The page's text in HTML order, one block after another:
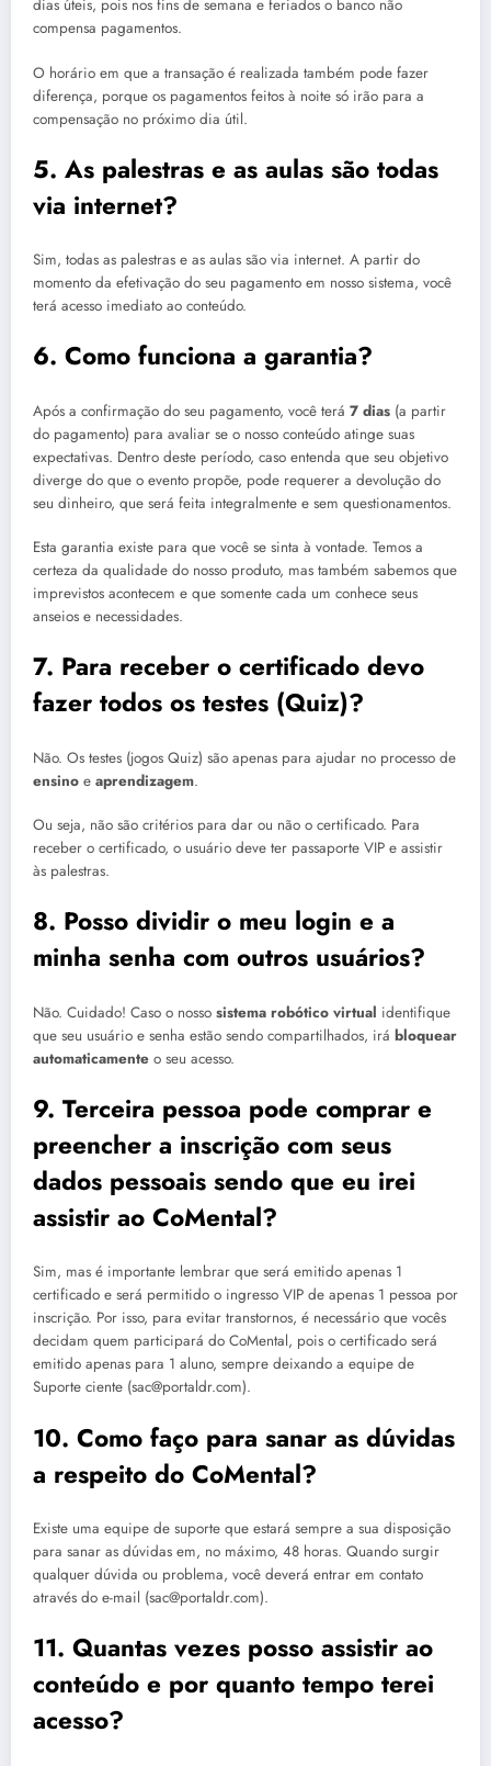
dias úteis, pois nos fins de semana e feriados o banco não
compensa pagamentos.
O horário em que a transação é realizada também pode fazer
diferença, porque os pagamentos feitos à noite só irão para a
compensação no próximo dia útil.
5. As palestras e as aulas são todas
via internet?
Sim, todas as palestras e as aulas são via internet. A partir do
momento da efetivação do seu pagamento em nosso sistema, você
terá acesso imediato ao conteúdo.
6. Como funciona a garantia?
Após a confirmação do seu pagamento, você terá 7 dias (a partir
do pagamento) para avaliar se o nosso conteúdo atinge suas
expectativas. Dentro deste período, caso entenda que seu objetivo
diverge do que o evento propõe, pode requerer a devolução do
seu dinheiro, que será feita integralmente e sem questionamentos.
Esta garantia existe para que você se sinta à vontade. Temos a
certeza da qualidade do nosso produto, mas também sabemos que
imprevistos acontecem e que somente cada um conhece seus
anseios e necessidades.
7. Para receber o certificado devo
fazer todos os testes (Quiz)?
Não. Os testes (jogos Quiz) são apenas para ajudar no processo de
ensino e aprendizagem.
Ou seja, não são critérios para dar ou não o certificado. Para
receber o certificado, o usuário deve ter passaporte VIP e assistir
às palestras.
8. Posso dividir o meu login e a
minha senha com outros usuários?
Não. Cuidado! Caso o nosso sistema robótico virtual identifique
que seu usuário e senha estão sendo compartilhados, irá bloquear
automaticamente o seu acesso.
9. Terceira pessoa pode comprar e
preencher a inscrição com seus
dados pessoais sendo que eu irei
assistir ao CoMental?
Sim, mas é importante lembrar que será emitido apenas 1
certificado e será permitido o ingresso VIP de apenas 1 pessoa por
inscrição. Por isso, para evitar transtornos, é necessário que vocês
decidam quem participará do CoMental, pois o certificado será
emitido apenas para 1 aluno, sempre deixando a equipe de
Suporte ciente (sac@portaldr.com).
10. Como faço para sanar as dúvidas
a respeito do CoMental?
Existe uma equipe de suporte que estará sempre a sua disposição
para sanar as dúvidas em, no máximo, 48 horas. Quando surgir
qualquer dúvida ou problema, você deverá entrar em contato
através do e-mail (sac@portaldr.com).
11. Quantas vezes posso assistir ao
conteúdo e por quanto tempo terei
acesso?